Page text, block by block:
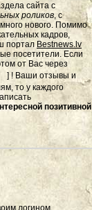
сайта с
роликов, с
нового. Помимо
кадров,
портал Bestnews.lv
посетители. Если
от Вас через
] ! Ваши отзывы и
то у каждого
позитивной
логином.